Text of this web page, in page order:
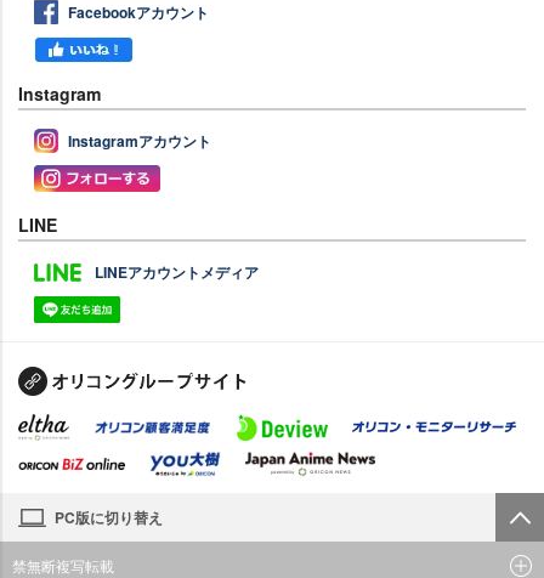
Facebookアカウント
Instagram
Instagramアカウント
LINE
LINEアカウントメディア
PC版に切り替え
禁無断複写転載